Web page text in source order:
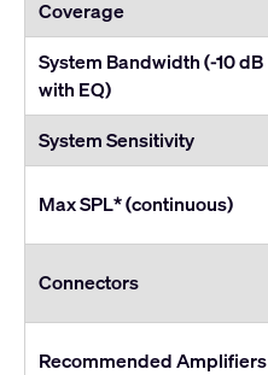
Coverage
System Bandwidth (-10 dB
with EQ)
System Sensitivity
Max SPL* (continuous)
Connectors
Recommended Amplifiers